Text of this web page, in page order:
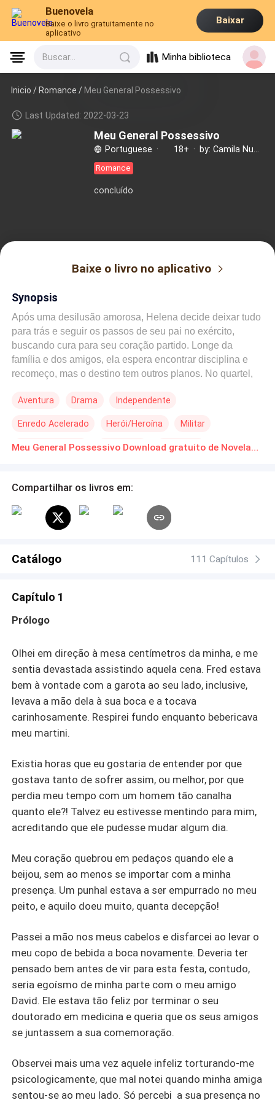
Buenovela
Baixe o livro gratuitamente no
aplicativo
Baixar
Buscar... Minha biblioteca
Inicio /Romance / Meu General Possessivo
Last Updated: 2022-03-23
Meu General Possessivo
Portuguese · 18+ ·
Romance
concluído
Baixe o livro no aplicativo
Synopsis
Após uma desilusão amorosa, Helena decide deixar tudo
para trás e seguir os passos de seu pai no exército,
buscando cura para seu coração partido. Longe da
família e dos amigos, ela espera encontrar disciplina e
recomeço, mas o destino tem outros planos. No quartel,
general Cortez, um homem poderoso e irresistivelmente
outras, Helena não se deixa levar pela aparência
impecável do general, mas é justamente isso que
mas não sem obstáculos. Cortez é controlador e
carregam traumas do passado que ameaçam seu futuro
juntos. Em meio a conflitos internos e interferências
suficiente para superar todas as barreiras. "Entre
Aventura Drama Independente
Enredo Acelerado Herói/Heroína Militar
Coração Partido Bebê Fofo Redenção Meu General Possessivo Download gratuito de Novelas Online em PDF
Compartilhar os livros em:
Catálogo 111 Capítulos
Capítulo 1
Prólogo
Olhei em direção à mesa centímetros da minha, e me
sentia devastada assistindo aquela cena. Fred estava
bem à vontade com a garota ao seu lado, inclusive,
levava a mão dela à sua boca e a tocava
carinhosamente. Respirei fundo enquanto bebericava
meu martini.
Existia horas que eu gostaria de entender por que
gostava tanto de sofrer assim, ou melhor, por que
perdia meu tempo com um homem tão canalha
quanto ele?! Talvez eu estivesse mentindo para mim,
acreditando que ele pudesse mudar algum dia.
Meu coração quebrou em pedaços quando ele a
beijou, sem ao menos se importar com a minha
presença. Um punhal estava a ser empurrado no meu
peito, e aquilo doeu muito, quanta decepção!
Passei a mão nos meus cabelos e disfarcei ao levar o
meu copo de bebida a boca novamente. Deveria ter
pensado bem antes de vir para esta festa, contudo,
seria egoísmo de minha parte com o meu amigo
David. Ele estava tão feliz por terminar o seu
doutorado em medicina e queria que os seus amigos
se juntassem a sua comemoração.
Observei mais uma vez aquele infeliz torturando-me
psicologicamente, que mal notei quando minha amiga
sentou-se ao meu lado. Só percebi a sua presença no